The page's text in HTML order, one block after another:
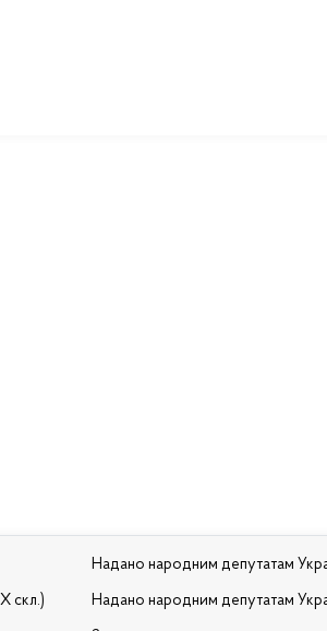
скл.)
Надано народним депутатам
Надано народним депутатам